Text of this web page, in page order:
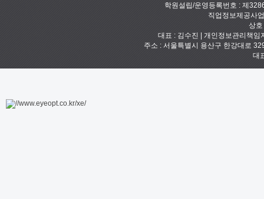
학원설립/운영등록번호 : 제
직업정보제공사
상
대표 : 김수진 | 개인정보관리책
주소 : 서울특별시 용산구 한강대로
대